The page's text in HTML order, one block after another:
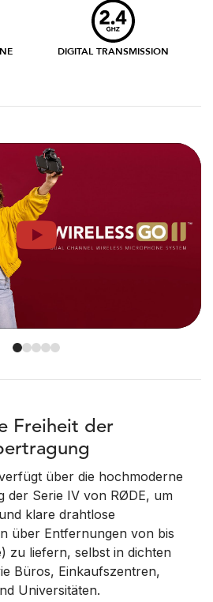
DIGITAL TRANSMISSION
Freiheit der
über die hochmoderne
der Serie IV von RØDE, um
klare drahtlose
über Entfernungen von bis
zu liefern, selbst in dichten
Büros, Einkaufszentren,
Universitäten.